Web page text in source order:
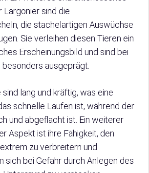
Largonier sind die
die stachelartigen Auswüchse
Sie verleihen diesen Tieren ein
Erscheinungsbild und sind bei
ausgeprägt.
sind lang und kräftig, was eine
schnelle Laufen ist, während der
und abgeflacht ist. Ein weiterer
Aspekt ist ihre Fähigkeit, den
zu verbreitern und
sich bei Gefahr durch Anlegen des